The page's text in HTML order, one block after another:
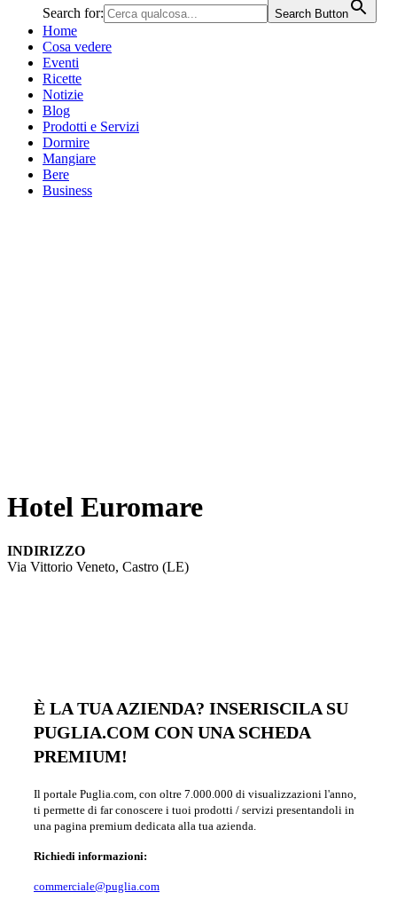
Search for: Search Button
Home
Cosa vedere
Eventi
Ricette
Notizie
Blog
Prodotti e Servizi
Dormire
Mangiare
Bere
Business
Hotel Euromare
INDIRIZZO
Via Vittorio Veneto, Castro (LE)
È LA TUA AZIENDA? INSERISCILA SU
PUGLIA.COM CON UNA SCHEDA
PREMIUM!
Il portale Puglia.com, con oltre 7.000.000 di visualizzazioni l'anno,
ti permette di far conoscere i tuoi prodotti / servizi presentandoli in
una pagina premium dedicata alla tua azienda.
Richiedi informazioni:
commerciale@puglia.com